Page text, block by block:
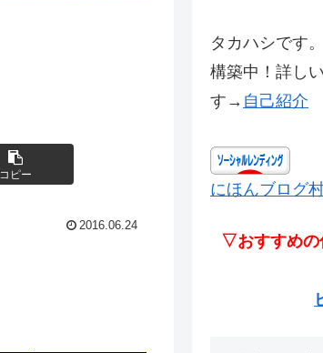
コピー
2016.06.24
タカハシです
構築中！詳し
す→ 自己紹介
にほんブログ
▽おすすめの